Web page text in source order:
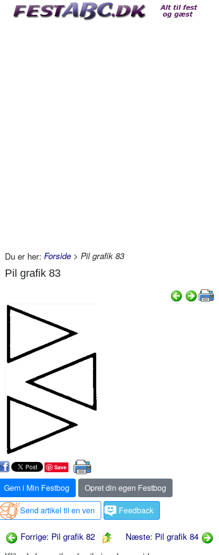
Du er her: Forside > Pil grafik 83
Pil grafik 83
Save
Gem i Min Festbog
Opret din egen Festbog
Send artikel til en ven
Feedback
Forrige: Pil grafik 82
Næste: Pil grafik 84